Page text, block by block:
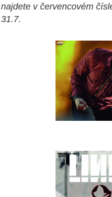
najdete v červencovém
31.7.